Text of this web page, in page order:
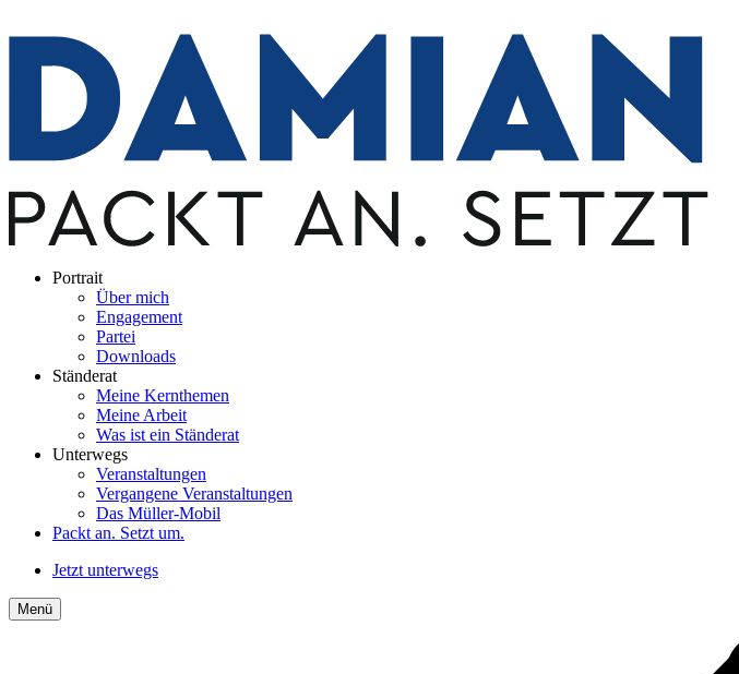
Portrait
Über mich
Engagement
Partei
Downloads
Ständerat
Meine Kernthemen
Meine Arbeit
Was ist ein Ständerat
Unterwegs
Veranstaltungen
Vergangene Veranstaltungen
Das Müller-Mobil
Packt an. Setzt um.
Jetzt unterwegs
Menü